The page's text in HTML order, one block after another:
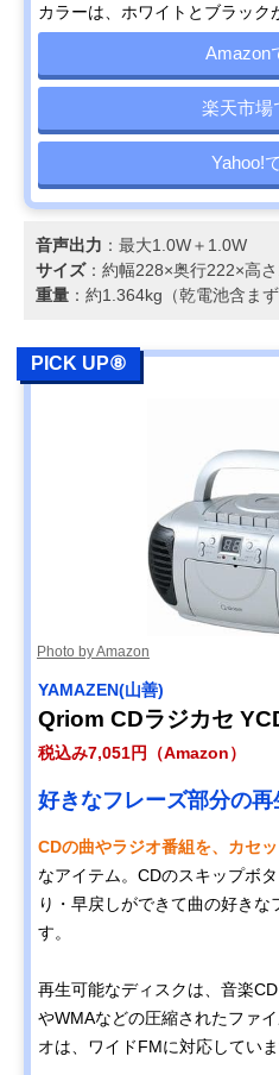
カラーは、ホワイトとブラック
Amazon
楽天市場
Yahoo!
音声出力 ：最大1.0W＋1.0W
サイズ：約幅228×奥行222×高
重量 ：約1.364kg（乾電池含まず
PICK UP⑧
Photo by Amazon
YAMAZEN(山善)
Qriom CDラジカセ
税込み7,051円（Amazon）
好きなフレーズ部分の再
CDの曲やラジオ番組を、カセ
なアイテム。CDのスキップボ
り・早戻しができて曲の好きな
す。
再生可能なディスクは、音楽
やWMAなどの圧縮されたファ
オは、ワイドFMに対応していま